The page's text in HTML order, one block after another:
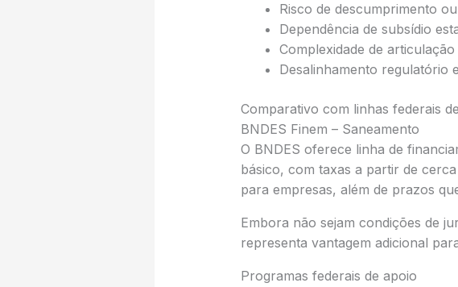
Risco de descumprimento
Dependência de subsídio
Complexidade de
Desalinhamento regulatório
Comparativo com linhas federais
BNDES Finem – Saneamento
O BNDES oferece linha de
básico, com taxas a partir de cerca
para empresas, além de prazos
Embora não sejam condições de
representa vantagem adicional
Programas federais de apoio